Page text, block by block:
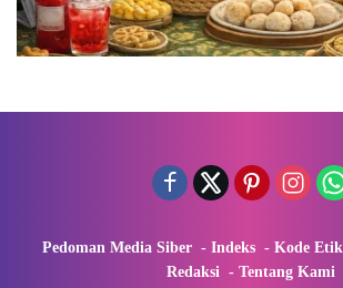
Pedoman Media Siber Indeks Kode Etik
Redaksi
Tentang Kami